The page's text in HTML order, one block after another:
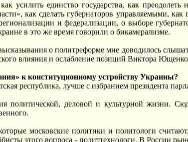
усилить единство государства, как
как сделать губернаторов управляемыми,
и федерализации, о выборе
в это же время говорили о бикамерализме.
о политреформе мне доводилось
влияния и ослабление позиций Виктора
к конституционному устройству Украины?
республика, лучше с избранием президента
политической, деловой и культурной жизни.
московские политики и политологи
этого вопроса - политтехнологи. В России